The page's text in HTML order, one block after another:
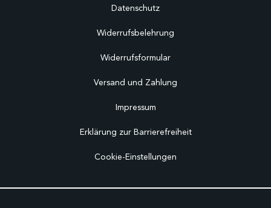
Datenschutz
Widerrufsbelehrung
Widerrufsformular
Versand und Zahlung
Impressum
Erklärung zur Barrierefreiheit
Cookie-Einstellungen